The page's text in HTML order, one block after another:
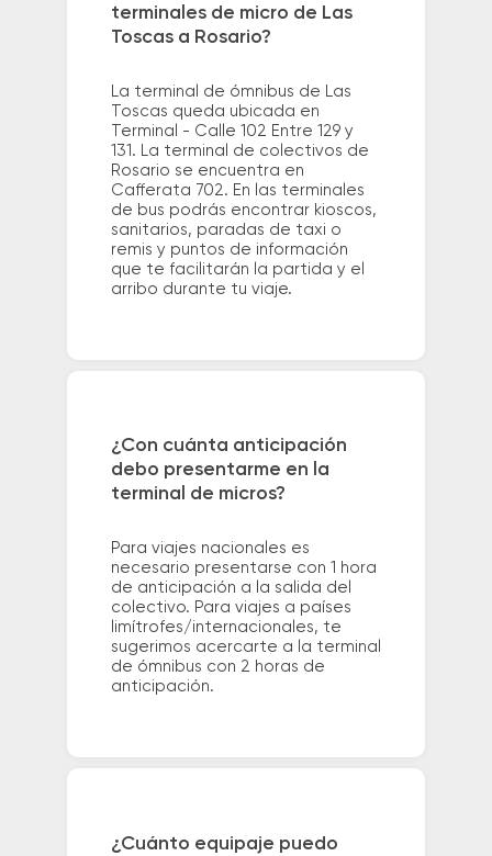
terminales de micro de Las
Toscas a Rosario?
La terminal de ómnibus de Las
Toscas queda ubicada en
Terminal - Calle 102 Entre 129 y
131. La terminal de colectivos de
Rosario se encuentra en
Cafferata 702. En las terminales
de bus podrás encontrar kioscos,
sanitarios, paradas de taxi o
remis y puntos de información
que te facilitarán la partida y el
arribo durante tu viaje.
¿Con cuánta anticipación
debo presentarme en la
terminal de micros?
Para viajes nacionales es
necesario presentarse con 1 hora
de anticipación a la salida del
colectivo. Para viajes a países
limítrofes/internacionales, te
sugerimos acercarte a la terminal
de ómnibus con 2 horas de
anticipación.
¿Cuánto equipaje puedo